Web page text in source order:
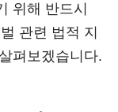
위해 반드시
관련 법적 지
펴보겠습니다.